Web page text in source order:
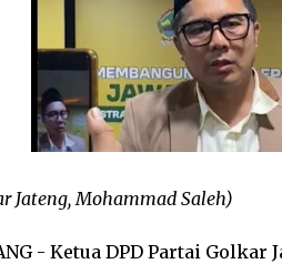
Jateng, Mohammad Saleh)
- Ketua DPD Partai Golkar